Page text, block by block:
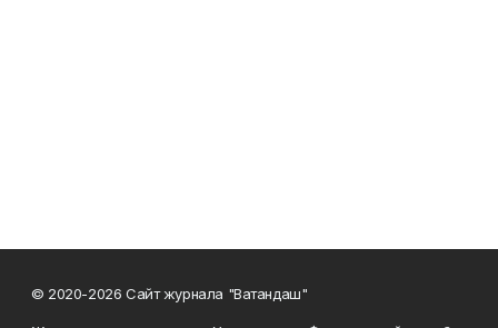
© 2020-2026 Сайт журнала "Ватандаш"